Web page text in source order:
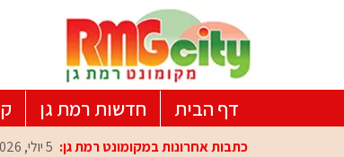
דף הבית חדשות רמת גן
כתבות אחרונות במקומונט רמת גן: 5 יולי, 2026